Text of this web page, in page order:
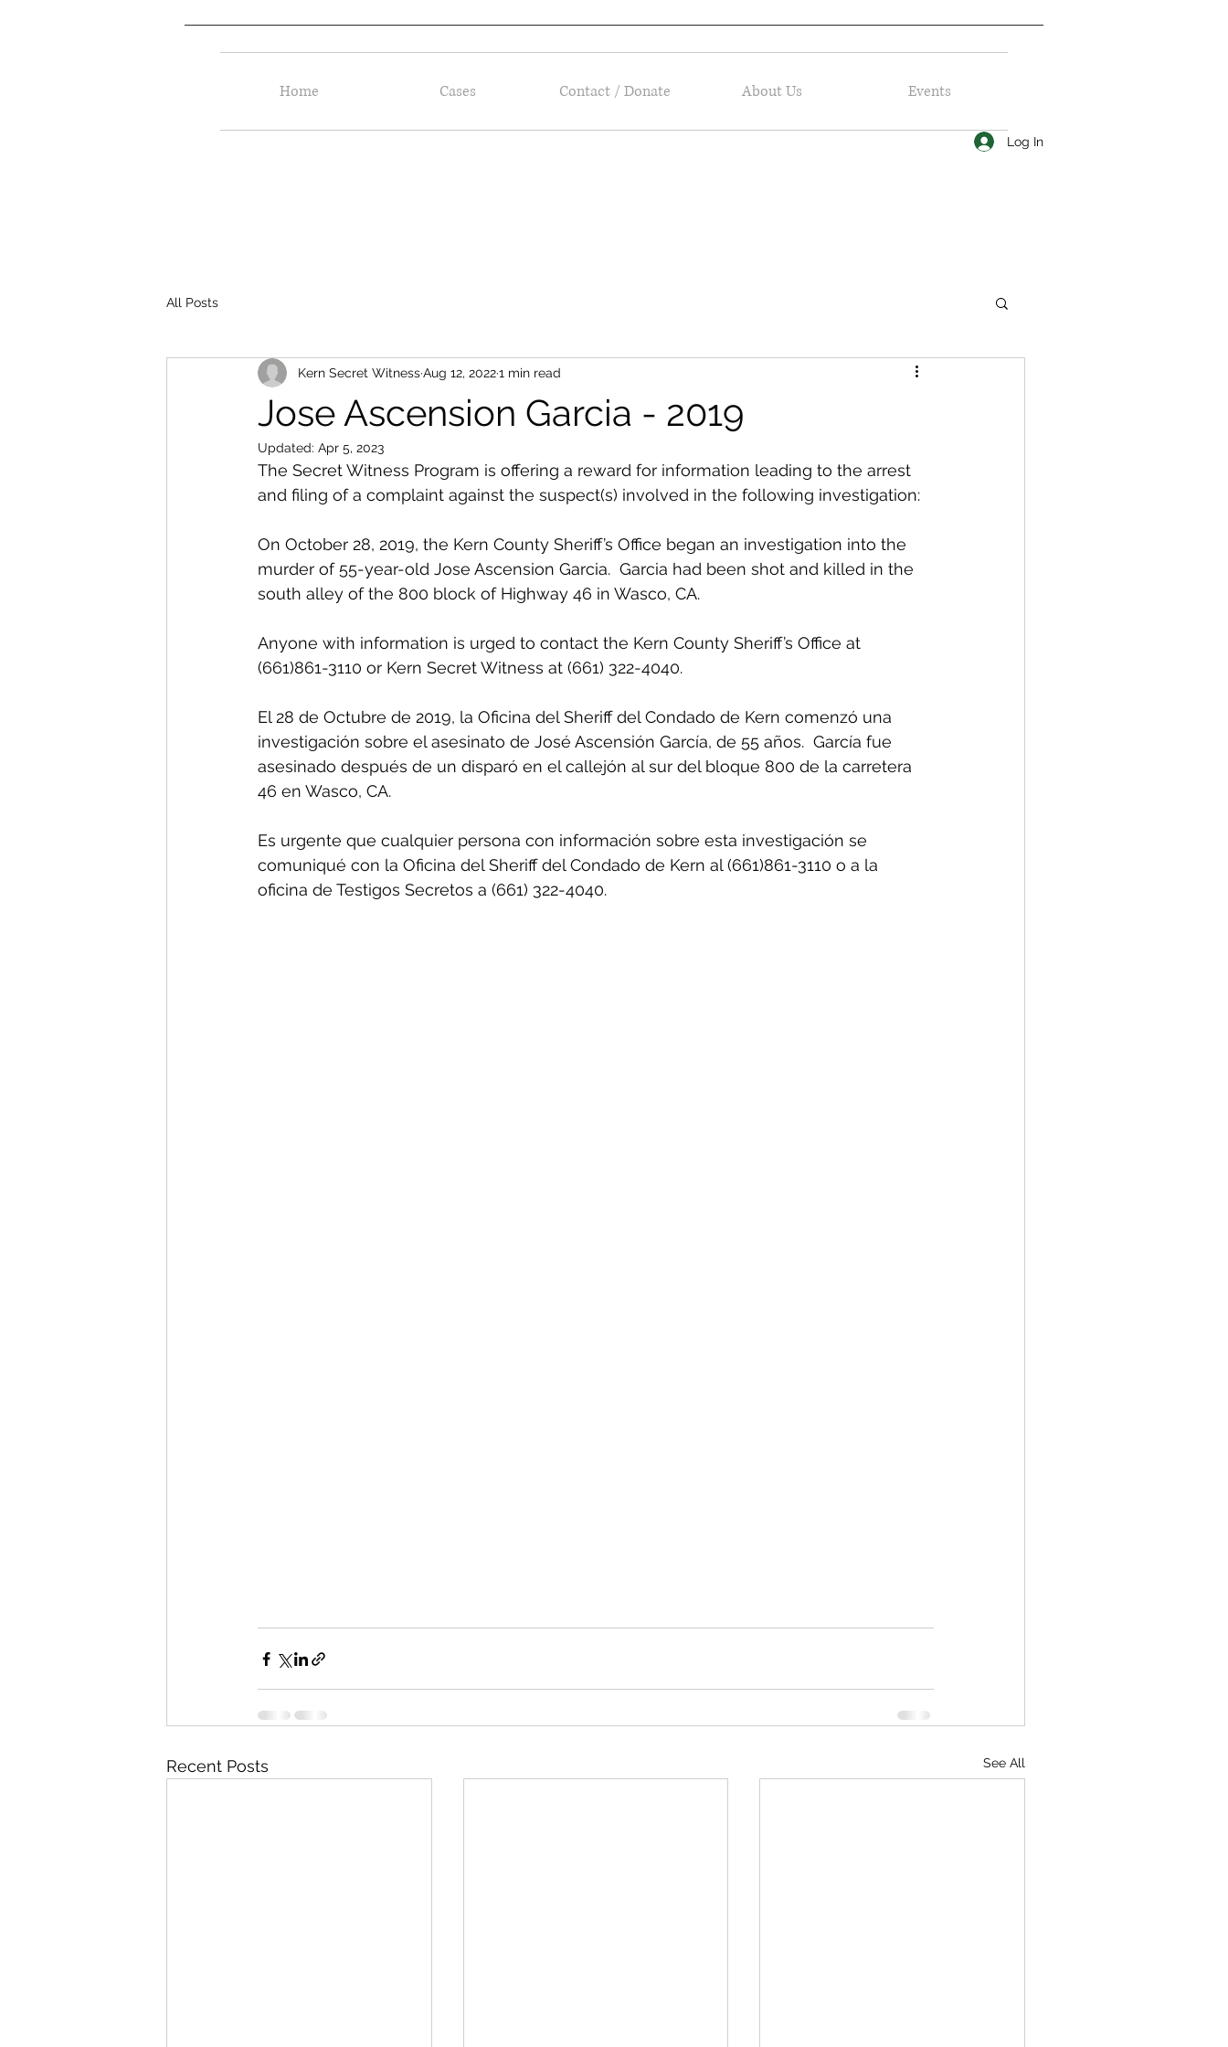
Home Cases Contact / Donate About Us Events
Log In
All Posts
Jose Ascension Garcia - 2019
Kern Secret WitnessAug 12, 20221 min read
Updated: Apr 5, 2023
The Secret Witness Program is offering a reward for information leading to the arrest
and filing of a complaint against the suspect(s) involved in the following investigation:
On October 28, 2019, the Kern County Sheriff’s Office began an investigation into the
murder of 55-year-old Jose Ascension Garcia.  Garcia had been shot and killed in the
south alley of the 800 block of Highway 46 in Wasco, CA.
Anyone with information is urged to contact the Kern County Sheriff’s Office at
(661)861-3110 or Kern Secret Witness at (661) 322-4040.
El 28 de Octubre de 2019, la Oficina del Sheriff del Condado de Kern comenzó una
investigación sobre el asesinato de José Ascensión García, de 55 años.  García fue
asesinado después de un disparó en el callejón al sur del bloque 800 de la carretera
46 en Wasco, CA.
Es urgente que cualquier persona con información sobre esta investigación se
comuniqué con la Oficina del Sheriff del Condado de Kern al (661)861-3110 o a la
oficina de Testigos Secretos a (661) 322-4040.
Recent Posts See All